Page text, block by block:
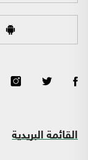
القائمة البريدية